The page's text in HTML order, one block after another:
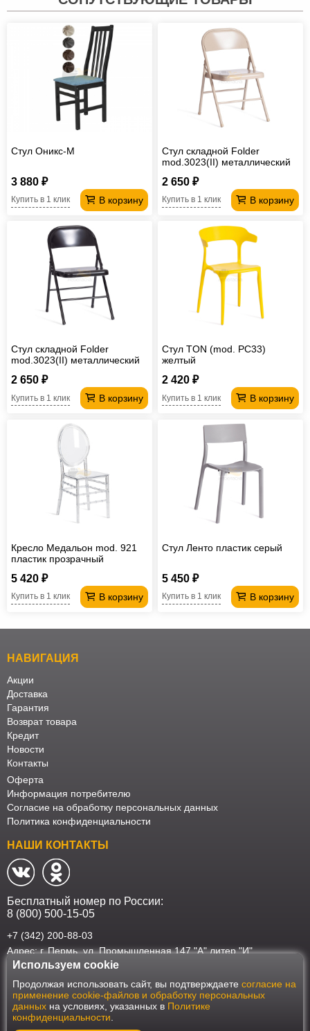
Стул Оникс-М
3 880 ₽
В корзину
Купить в 1 клик
Стул складной Folder
mod.3023(II) металлический
2 650 ₽
В корзину
Купить в 1 клик
Стул складной Folder
mod.3023(II) металлический
2 650 ₽
В корзину
Купить в 1 клик
Стул TON (mod. PC33)
желтый
2 420 ₽
В корзину
Купить в 1 клик
Кресло Медальон mod. 921
пластик прозрачный
5 420 ₽
В корзину
Купить в 1 клик
Стул Ленто пластик серый
5 450 ₽
В корзину
Купить в 1 клик
НАВИГАЦИЯ
Акции
Доставка
Гарантия
Возврат товара
Кредит
Новости
Контакты
Оферта
Информация потребителю
Согласие на обработку персональных данных
Политика конфиденциальности
НАШИ КОНТАКТЫ
Бесплатный номер по России:
8 (800) 500-15-05
+7 (342) 200-88-03
Адрес: г. Пермь, ул. Промышленная 147 "А" литер "И"
Наш интернет-магазин работает в соответствии с требованиями
Федерального закона от 27 июля 2006 года №152-ФЗ "О персональных
данных". Оформить заказ на сайте Мебеласка возможно только при
наличии согласия на обработку Ваших персональных данных. Для
улучшения работы сайта и его взаимодействия с пользователями мы
используем файлы cookie. Продолжая пользоваться сайтом, вы
Используем cookie
Продолжая использовать сайт, вы подтверждаете согласие на
применение cookie-файлов и обработку персональных
данных на условиях, указанных в Политике
конфиденциальности